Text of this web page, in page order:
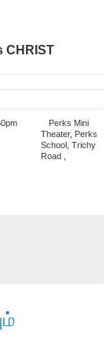
CHRIST
Perks Mini
Theater, Perks
School, Trichy
Road ,